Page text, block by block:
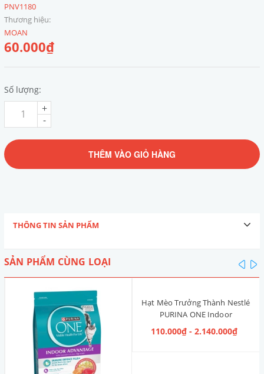
PNV1180
Thương hiệu:
MOAN
60.000₫
Số lượng:
-
+
THÊM VÀO GIỎ HÀNG
THÔNG TIN SẢN PHẨM
SẢN PHẨM CÙNG LOẠI
Hạt Mèo Trưởng Thành Nestlé
PURINA ONE Indoor
Advantage [Vị Gà]
110.000₫ - 2.140.000₫